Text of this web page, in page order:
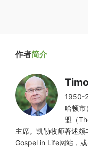
作者简介
1950-
哈顿市
盟（
主席。凯勒牧师著述
Gospel in Life网站，或